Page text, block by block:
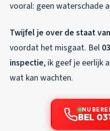
vooral: geen waterschade
Twijfel je over de staat
voordat het misgaat. Bel
inspectie, ik geef je eerlijk
wat kan wachten.
NU
BEL